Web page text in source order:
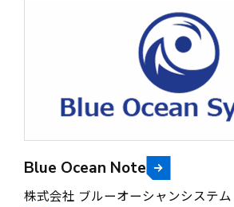
0985-29-5376
Blue Ocean Note
株式会社 ブルーオーシャンシステム